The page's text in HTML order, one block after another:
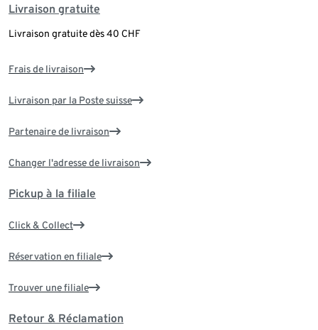
Livraison gratuite
Livraison gratuite dès 40 CHF
Frais de livraison
Livraison par la Poste suisse
Partenaire de livraison
Changer l'adresse de livraison
Pickup à la filiale
Click & Collect
Réservation en filiale
Trouver une filiale
Retour & Réclamation